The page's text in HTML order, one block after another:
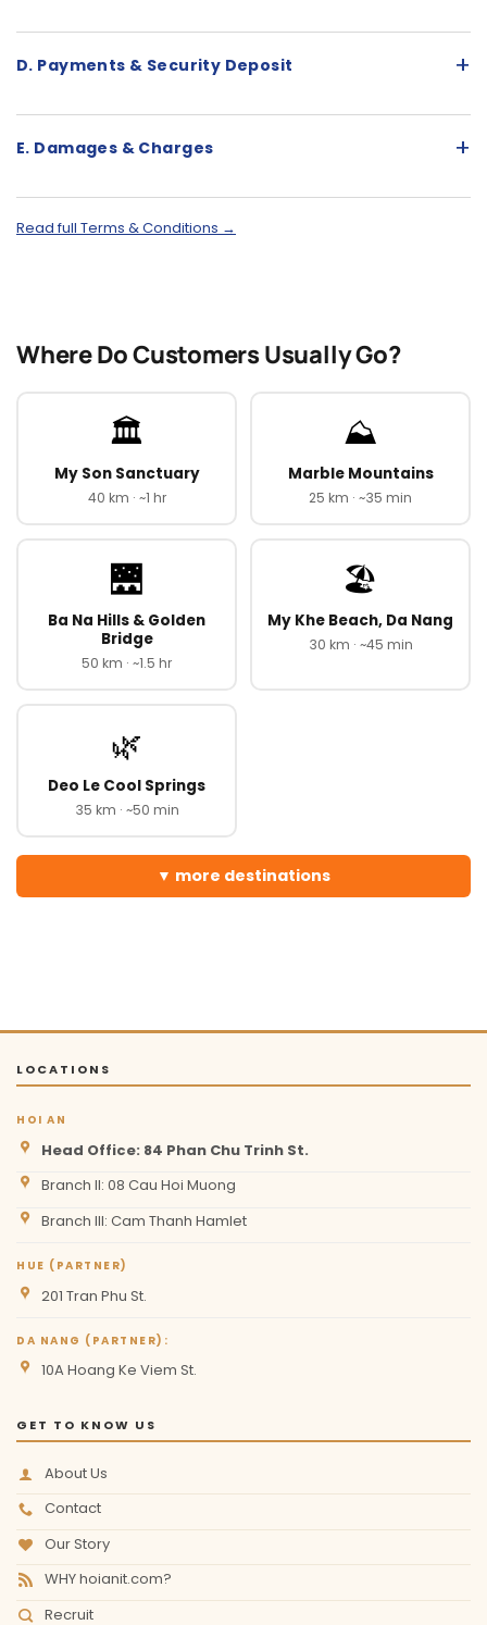
D. Payments & Security Deposit +
E. Damages & Charges +
Read full Terms & Conditions →
Where Do Customers Usually Go?
🏛️
My Son Sanctuary
40 km · ~1 hr
⛰️
Marble Mountains
25 km · ~35 min
🌉
Ba Na Hills & Golden
Bridge
50 km · ~1.5 hr
🏖️
My Khe Beach, Da Nang
30 km · ~45 min
🌿
Deo Le Cool Springs
35 km · ~50 min
more destinations
LOCATIONS
HOI AN
Head Office: 84 Phan Chu Trinh St.
Branch II: 08 Cau Hoi Muong
Branch III: Cam Thanh Hamlet
HUE (PARTNER)
201 Tran Phu St.
DA NANG (PARTNER):
10A Hoang Ke Viem St.
GET TO KNOW US
About Us
Contact
Our Story
WHY hoianit.com?
Recruit